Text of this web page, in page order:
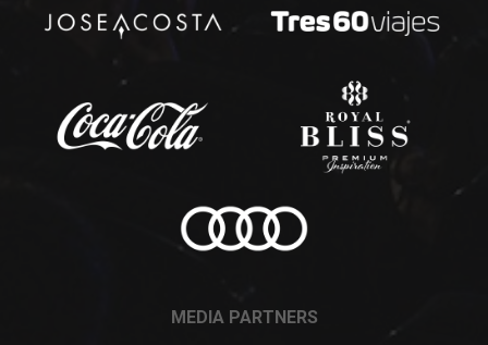
MEDIA PARTNERS